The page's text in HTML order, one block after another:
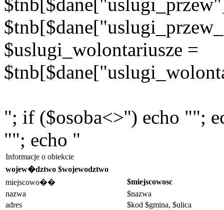
$uslugi_wolontariusze =
"; if ($osoba<>'') echo "";
""; echo "
Informacje o obiekcie
wojew�dztwo $wojewodztwo
miejscowo��
$miejscowosc
nazwa
$nazwa
adres
$kod $gmina, $ulica